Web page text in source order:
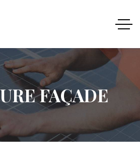
FAÇADE